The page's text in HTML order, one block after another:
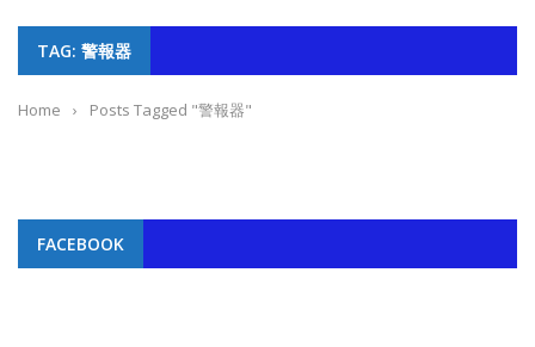
TAG: 警報器
Home › Posts Tagged "警報器"
FACEBOOK